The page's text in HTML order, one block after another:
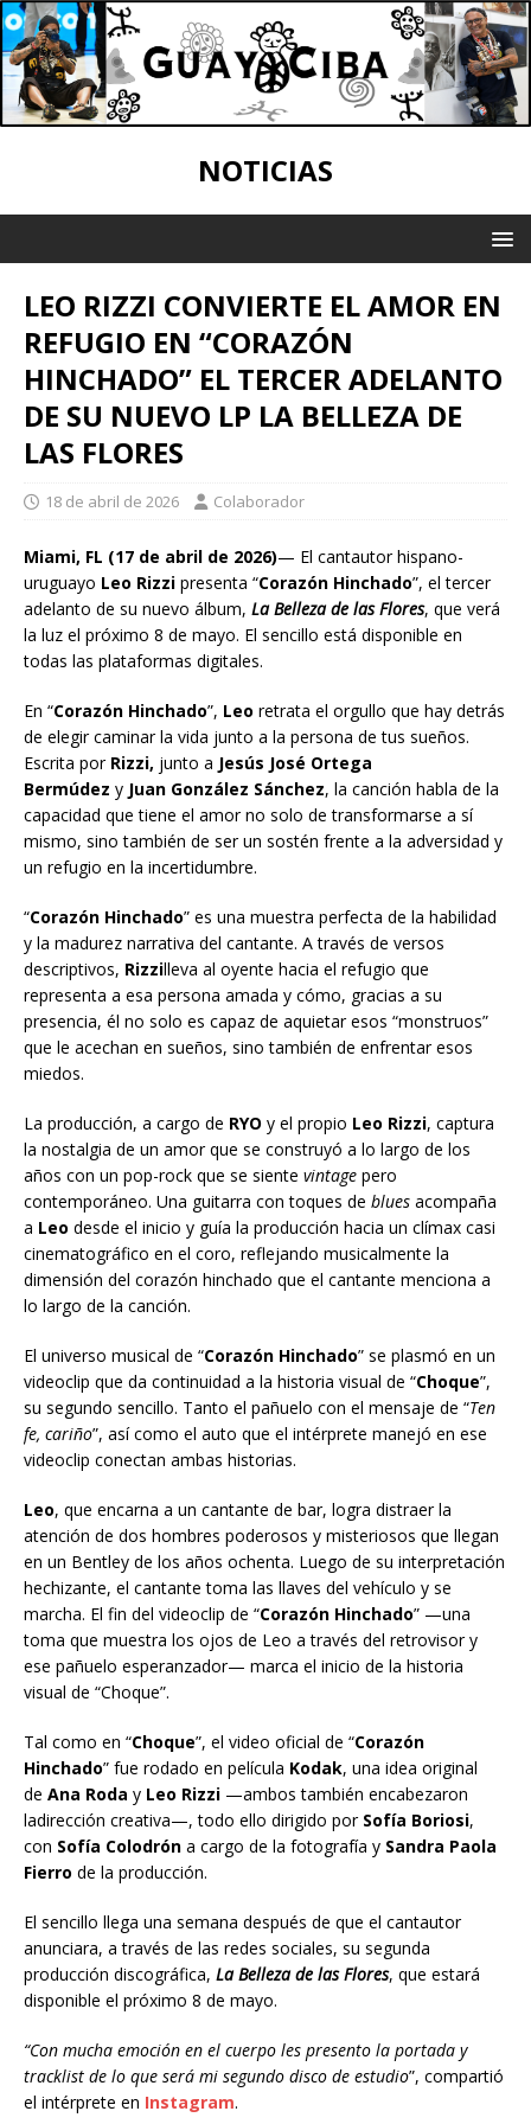
NOTICIAS
LEO RIZZI CONVIERTE EL AMOR EN
REFUGIO EN “CORAZÓN
HINCHADO” EL TERCER ADELANTO
DE SU NUEVO LP LA BELLEZA DE
LAS FLORES
18 de abril de 2026 Colaborador
Miami, FL (17 de abril de 2026)— El cantautor hispano-
uruguayo Leo Rizzi presenta “Corazón Hinchado”, el tercer
adelanto de su nuevo álbum, La Belleza de las Flores, que verá
la luz el próximo 8 de mayo. El sencillo está disponible en
todas las plataformas digitales.
En “Corazón Hinchado”, Leo retrata el orgullo que hay detrás
de elegir caminar la vida junto a la persona de tus sueños.
Escrita por Rizzi, junto a Jesús José Ortega
Bermúdez y Juan González Sánchez, la canción habla de la
capacidad que tiene el amor no solo de transformarse a sí
mismo, sino también de ser un sostén frente a la adversidad y
un refugio en la incertidumbre.
“Corazón Hinchado” es una muestra perfecta de la habilidad
y la madurez narrativa del cantante. A través de versos
descriptivos, Rizzilleva al oyente hacia el refugio que
representa a esa persona amada y cómo, gracias a su
presencia, él no solo es capaz de aquietar esos “monstruos”
que le acechan en sueños, sino también de enfrentar esos
miedos.
La producción, a cargo de RYO y el propio Leo Rizzi, captura
la nostalgia de un amor que se construyó a lo largo de los
años con un pop-rock que se siente vintage pero
contemporáneo. Una guitarra con toques de blues acompaña
a Leo desde el inicio y guía la producción hacia un clímax casi
cinematográfico en el coro, reflejando musicalmente la
dimensión del corazón hinchado que el cantante menciona a
lo largo de la canción.
El universo musical de “Corazón Hinchado” se plasmó en un
videoclip que da continuidad a la historia visual de “Choque”,
su segundo sencillo. Tanto el pañuelo con el mensaje de “Ten
fe, cariño”, así como el auto que el intérprete manejó en ese
videoclip conectan ambas historias.
Leo, que encarna a un cantante de bar, logra distraer la
atención de dos hombres poderosos y misteriosos que llegan
en un Bentley de los años ochenta. Luego de su interpretación
hechizante, el cantante toma las llaves del vehículo y se
marcha. El fin del videoclip de “Corazón Hinchado” —una
toma que muestra los ojos de Leo a través del retrovisor y
ese pañuelo esperanzador— marca el inicio de la historia
visual de “Choque”.
Tal como en “Choque”, el video oficial de “Corazón
Hinchado” fue rodado en película Kodak, una idea original
de Ana Roda y Leo Rizzi —ambos también encabezaron
ladirección creativa—, todo ello dirigido por Sofía Boriosi,
con Sofía Colodrón a cargo de la fotografía y Sandra Paola
Fierro de la producción.
El sencillo llega una semana después de que el cantautor
anunciara, a través de las redes sociales, su segunda
producción discográfica, La Belleza de las Flores, que estará
disponible el próximo 8 de mayo.
“Con mucha emoción en el cuerpo les presento la portada y
tracklist de lo que será mi segundo disco de estudio”, compartió
el intérprete en Instagram.